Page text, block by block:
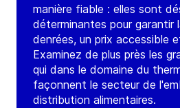
manière fiable : elles sont
déterminantes pour garantir
denrées, un prix accessible
Examinez de plus près les
qui dans le domaine du
façonnent le secteur de
distribution alimentaires.